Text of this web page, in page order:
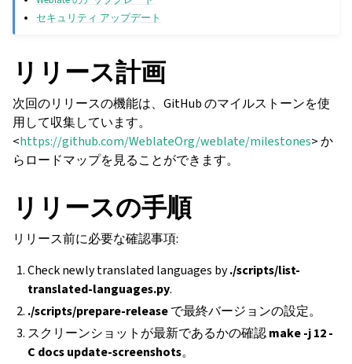
セキュリティ アップデート
リリース計画
次回のリリースの機能は、GitHub のマイルストーンを使
用して収集しています。
<https://github.com/WeblateOrg/weblate/milestones> か
らロードマップを見ることができます。
リリースの手順
リリース前に必要な確認事項:
Check newly translated languages by./scripts/list-
translated-languages.py.
./scripts/prepare-releaseで最終バージョンの設定。
スクリーンショットが最新であるかの確認make -j 12 -
C docs update-screenshots。